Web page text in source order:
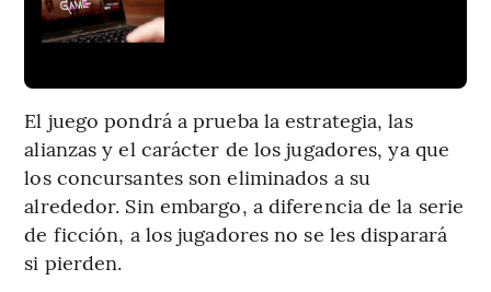
El juego pondrá a prueba la estrategia, las
alianzas y el carácter de los jugadores, ya que
los concursantes son eliminados a su
alrededor. Sin embargo, a diferencia de la serie
de ficción, a los jugadores no se les disparará
si pierden.